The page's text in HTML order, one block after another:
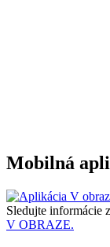
Mobilná
Sledujte informácie
V OBRAZE.